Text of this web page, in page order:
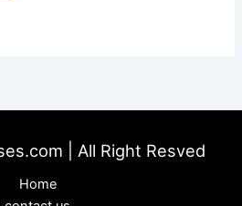
| All Right Resved
Home